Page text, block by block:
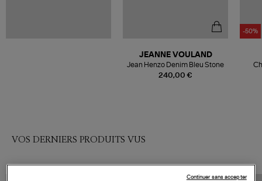
240,00 €
JEANNE VOULAND
Jean Henzo Denim Bleu Stone
-50%
VOS DERNIERS PRODUITS VUS
Continuer sans accepter